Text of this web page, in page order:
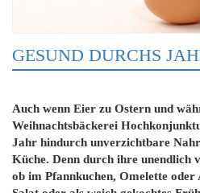
GESUND DURCHS
Auch wenn Eier zu Ostern und
Weihnachtsbäckerei
Jahr hindurch unverzichtbare
Küche. Denn durch ihre unendlich
ob im Pfannkuchen, Omelette